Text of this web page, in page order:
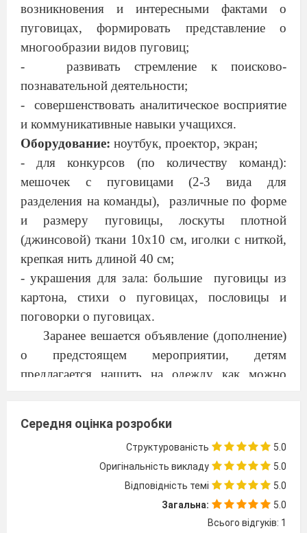
возникновения и интересными фактами о
пуговицах, формировать представление о
многообразии видов пуговиц;
-
развивать стремление к поисково-
познавательной деятельности;
-
совершенствовать аналитическое восприятие
и коммуникативные навыки учащихся.
Оборудование: ноутбук, проектор, экран;
- для конкурсов (по количеству команд):
мешочек с пуговицами (2-3 вида для
разделения на команды),
различные по форме
и размеру пуговицы, лоскуты плотной
(джинсовой) ткани 10х10 см, иголки с ниткой,
крепкая нить длиной 40 см;
- украшения для зала: большие
пуговицы из
картона, стихи о пуговицах, пословицы и
поговорки о пуговицах.
Заранее вешается объявление (дополнение)
о предстоящем мероприятии, детям
предлагается нашить на одежду как можно
Ход мероприятия
Звучит фоновая музыка (Шопен «Сад Эдема»)
читает стихотворение:
БАБУШКИНЫ ПУГОВИЦЫ
Помню где-то, в самом детстве раннем,
Середня оцінка розробки
Структурованість
5.0
Оригінальність викладу
5.0
Відповідність темі
5.0
Загальна:
5.0
Всього відгуків: 1